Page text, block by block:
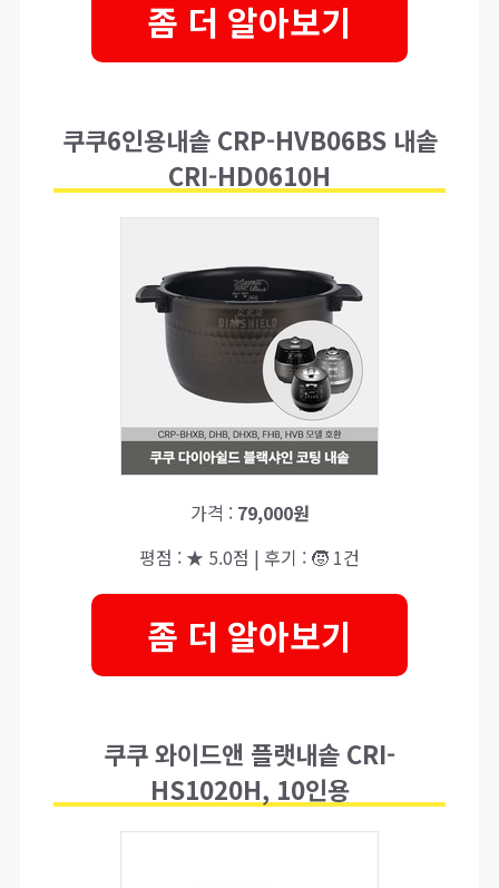
좀 더 알아보기
쿠쿠6인용내솥 CRP-HVB06BS 내솥
CRI-HD0610H
가격 : 79,000원
평점 : ★ 5.0점 | 후기 : 🧒 1건
좀 더 알아보기
쿠쿠 와이드앤 플랫내솥 CRI-
HS1020H, 10인용